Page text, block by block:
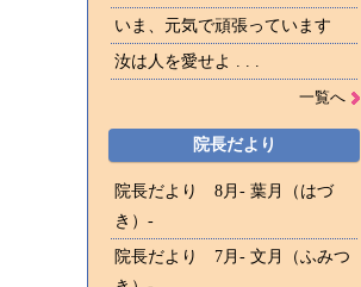
いま、元気で頑張っています
汝は人を愛せよ . . .
一覧へ
院長だより
院長だより 8月- 葉月（はづ
き）-
院長だより 7月- 文月（ふみつ